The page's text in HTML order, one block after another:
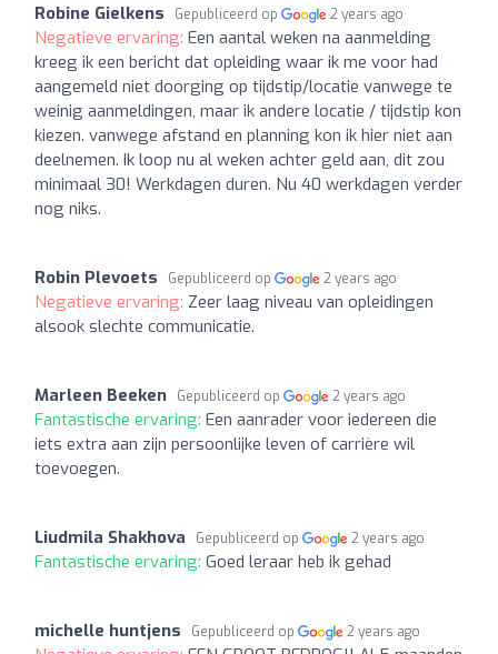
Robine Gielkens Gepubliceerd op 2 years ago
Negatieve ervaring: Een aantal weken na aanmelding
kreeg ik een bericht dat opleiding waar ik me voor had
aangemeld niet doorging op tijdstip/locatie vanwege te
weinig aanmeldingen, maar ik andere locatie / tijdstip kon
kiezen. vanwege afstand en planning kon ik hier niet aan
deelnemen. Ik loop nu al weken achter geld aan, dit zou
minimaal 30! Werkdagen duren. Nu 40 werkdagen verder
nog niks.
Robin Plevoets Gepubliceerd op 2 years ago
Negatieve ervaring: Zeer laag niveau van opleidingen
alsook slechte communicatie.
Marleen Beeken Gepubliceerd op 2 years ago
Fantastische ervaring: Een aanrader voor iedereen die
iets extra aan zijn persoonlijke leven of carrière wil
toevoegen.
Liudmila Shakhova Gepubliceerd op 2 years ago
Fantastische ervaring: Goed leraar heb ik gehad
michelle huntjens Gepubliceerd op 2 years ago